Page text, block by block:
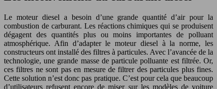
Le moteur diesel a besoin d’une grande quantité d’air pour la
combustion de carburant. Les réactions chimiques qui se produisent
dégagent des quantités plus ou moins importantes de polluant
atmosphérique. Afin d’adapter le moteur diesel à la norme, les
constructeurs ont installé des filtres à particules. Avec l’avancée de la
technologie, une grande masse de particule polluante est filtrée. Or,
ces filtres ne sont pas en mesure de filtrer des particules plus fines.
Cette solution n’est donc pas pratique. C’est pour cela que beaucoup
d’utilisateurs refusent encore de miser sur les modèles de voiture